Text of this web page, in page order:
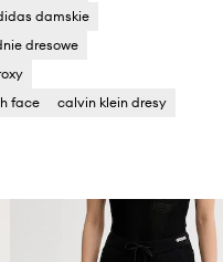
damskie
dresowe
face
calvin klein dresy